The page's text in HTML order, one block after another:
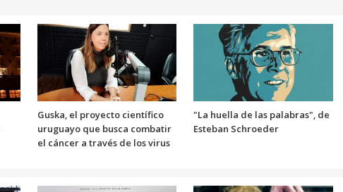
Guska, el proyecto científico
uruguayo que busca combatir
el cáncer a través de los virus
"La huella de las palabras", de
Esteban Schroeder